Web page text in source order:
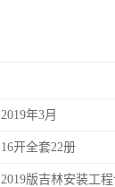
2019年3月
16开全套22册